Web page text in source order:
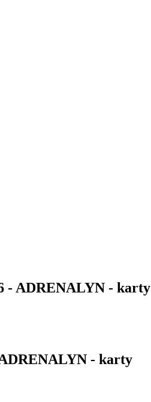
- ADRENALYN - karty
- karty